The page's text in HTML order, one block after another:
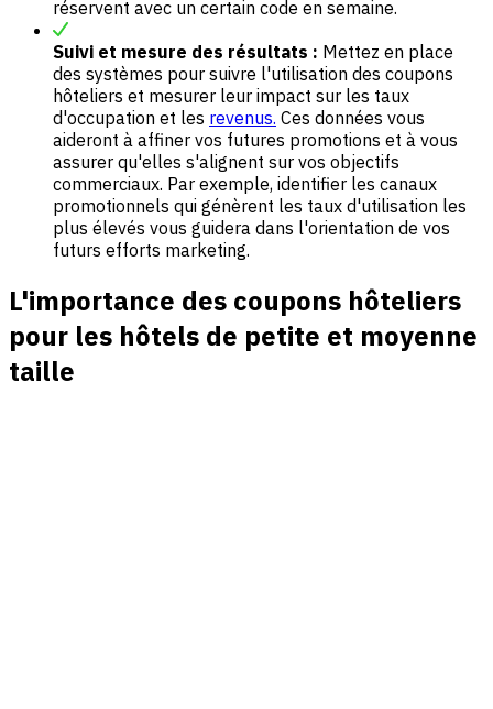
réservent avec un certain code en semaine.
Suivi et mesure des résultats : Mettez en place
des systèmes pour suivre l'utilisation des coupons
hôteliers et mesurer leur impact sur les taux
d'occupation et les revenus. Ces données vous
aideront à affiner vos futures promotions et à vous
assurer qu'elles s'alignent sur vos objectifs
commerciaux. Par exemple, identifier les canaux
promotionnels qui génèrent les taux d'utilisation les
plus élevés vous guidera dans l'orientation de vos
futurs efforts marketing.
L'importance des coupons hôteliers
pour les hôtels de petite et moyenne
taille